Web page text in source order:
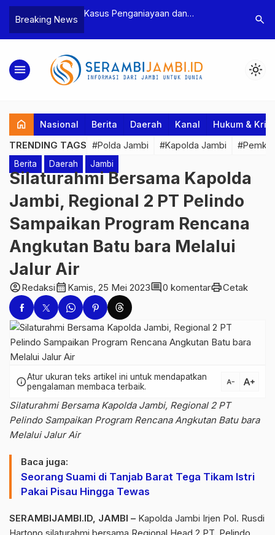
Breaking News
BPD, Polres
Tersangka
Polres Tebo Ungkap Kasus
Dua Pelaku Pengeroyokan di Sumay
Terkait
Kakanwil
search
menu light_mode
home Nasional Berita Daerah Kanal Hukum &
TRENDING TAGS #Polda Jambi #Kapolda Jambi
Berita Daerah Jambi
Silaturahmi Bersama Kapolda
Jambi, Regional 2 PT Pelindo
Sampaikan Program Rencana
Angkutan Batu bara Melalui
Jalur Air
account_circleRedaksicalendar_month Kamis, 25 Mei 2023comment0 komentarprintCetak
infoAtur ukuran teks artikel ini untuk mendapatkan
pengalaman membaca terbaik.
text_decrease text_increase
Silaturahmi Bersama Kapolda Jambi, Regional 2 PT
Pelindo Sampaikan Program Rencana Angkutan Batu bara
Melalui Jalur Air
Baca juga:
Seorang Suami di Tanjab Barat Tega Tikam Istri
Pakai Pisau Hingga Tewas
SERAMBIJAMBI.ID, JAMBI – Kapolda Jambi Irjen Pol. Rusdi